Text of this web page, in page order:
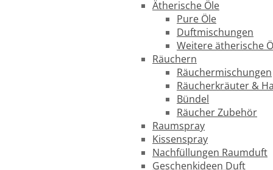
Ätherische Öle
Pure Öle
Duftmischungen
Weitere ätherische
Räuchern
Räuchermischungen
Räucherkräuter &
Bündel
Räucher Zubehör
Raumspray
Kissenspray
Nachfüllungen Raumduft
Geschenkideen Duft